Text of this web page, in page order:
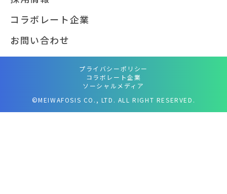
コラボレート企業
お問い合わせ
プライバシーポリシー
コラボレート企業
ソーシャルメディア
©MEIWAFOSIS CO., LTD. ALL RIGHT RESERVED.